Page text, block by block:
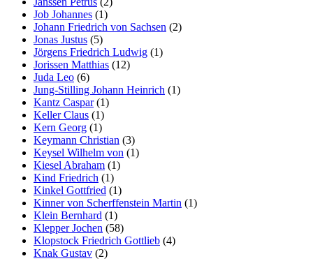
Job Johannes (1)
Johann Friedrich von Sachsen (2)
Jonas Justus (5)
Jörgens Friedrich Ludwig (1)
Jorissen Matthias (12)
Juda Leo (6)
Jung-Stilling Johann Heinrich (1)
Kantz Caspar(1)
Keller Claus (1)
Kern Georg (1)
Keymann Christian (3)
Keysel Wilhelm von (1)
Kiesel Abraham (1)
Kind Friedrich (1)
Kinkel Gottfried (1)
Kinner von Scherffenstein Martin (1)
Klein Bernhard (1)
Klepper Jochen (58)
Klopstock Friedrich Gottlieb (4)
Knak Gustav (2)